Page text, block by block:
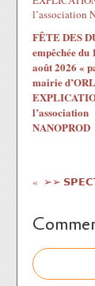
FÊTE DES
empêchée du
août 2026 «
mairie
l’association
NANOPROD
➢➢